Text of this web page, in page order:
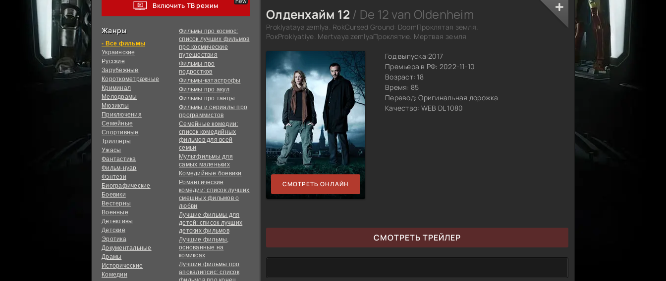
Включить ТВ режим
Жанры
фильмы
Украинcкие
Русские
Зарубежные
Короткометражные
Криминал
Мелодрамы
Мюзиклы
Приключения
Семейные
Спортивные
Триллеры
Ужасы
Фантастика
Фильм-нуар
Фэнтези
Биографические
Боевики
Вестерны
Военные
Детективы
Детские
Эротика
Документальные
Драмы
Исторические
Комедии
Фильмы про космос:
список лучших фильмов
про космические
путешествия
Фильмы про
подростков
Фильмы-катастрофы
Фильмы про акул
Фильмы про танцы
Фильмы и сериалы про
программистов
Семейные комедии:
список комедийных
фильмов для всей
семьи
Мультфильмы для
самых маленьких
Комедийные боевики
Романтические
комедии: список лучших
смешных фильмов о
любви
Лучшие фильмы для
детей: список лучших
детских фильмов
Лучшие фильмы,
основанные на
комиксах
Лучшие фильмы про
апокалипсис: список
Олденхайм 12 / De 12 van Oldenheim
Proklyataya zemlya. RokCursed Ground: DoomПроклятая земля.
РокProklyatiye. Mertvaya zemlyaПроклятие. Мертвая земля
СМОТРЕТЬ ОНЛАЙН
Год выпуска:2017
Премьера в РФ: 2022-11-10
Возраст: 18
Время: 85
Перевод:Оригинальная дорожка
Качество: WEB DL 1080
СМОТРЕТЬ ТРЕЙЛЕР